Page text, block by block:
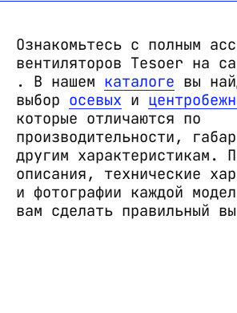
Ознакомьтесь с полным
вентиляторов Tesoer на
. В нашем каталоге вы
выбор осевых и
которые отличаются по
производительности,
другим характеристикам.
описания, технические
и фотографии каждой
вам сделать правильный